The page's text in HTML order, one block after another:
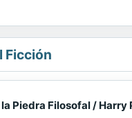
Ficción
Piedra Filosofal /